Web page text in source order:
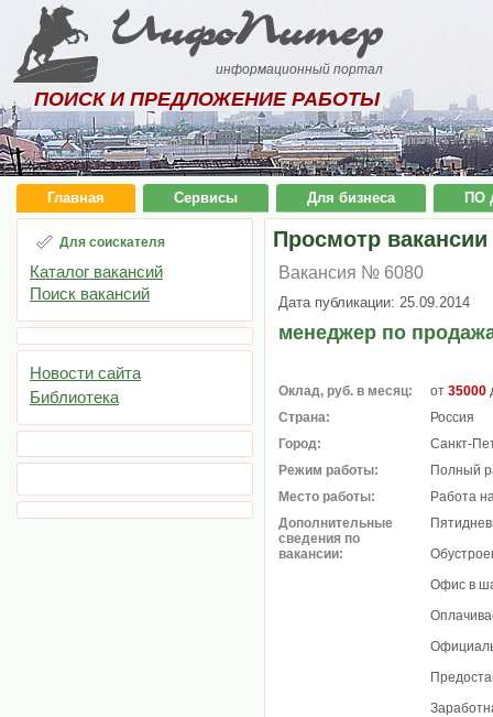
ИнфоПитер
информационный портал
ПОИСК И ПРЕДЛОЖЕНИЕ РАБОТЫ
Главная Сервисы Для бизнеса ПО
Для соискателя
Каталог вакансий
Поиск вакансий
Новости сайта
Библиотека
Просмотр вакансии
Вакансия № 6080
Дата публикации: 25.09.2014
менеджер по
Оклад, руб. в месяц: от 35000
Страна:
Россия
Город:
Санкт-
Режим работы:
Полный
Место работы:
Работа
Дополнительные
сведения по
вакансии:
Офис в